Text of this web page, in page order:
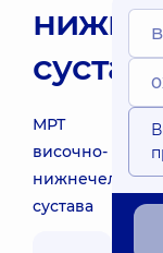
МРТ
височно-
сустава